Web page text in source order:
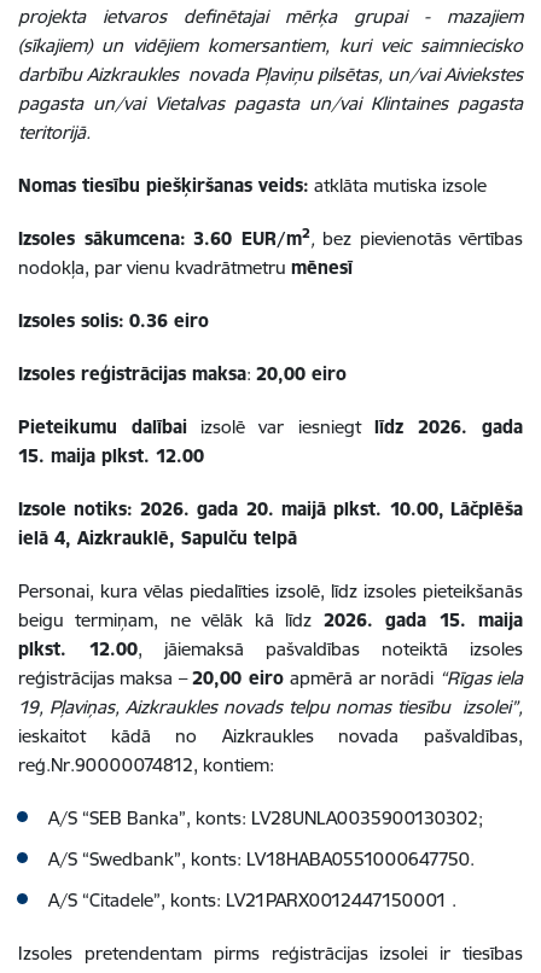
projekta ietvaros definētajai mērķa grupai - mazajiem
(sīkajiem) un vidējiem komersantiem, kuri veic saimniecisko
darbību Aizkraukles novada Pļaviņu pilsētas, un/vai Aiviekstes
pagasta un/vai Vietalvas pagasta un/vai Klintaines pagasta
teritorijā.
Nomas tiesību piešķiršanas veids: atklāta mutiska izsole
Izsoles sākumcena: 3.60 EUR/m2, bez pievienotās vērtības
nodokļa, par vienu kvadrātmetru mēnesī
Izsoles solis: 0.36 eiro
Izsoles reģistrācijas maksa: 20,00 eiro
Pieteikumu dalībai izsolē var iesniegt līdz 2026. gada
15. maija plkst. 12.00
Izsole notiks: 2026. gada 20. maijā plkst. 10.00, Lāčplēša
ielā 4, Aizkrauklē, Sapulču telpā
Personai, kura vēlas piedalīties izsolē, līdz izsoles pieteikšanās
beigu termiņam, ne vēlāk kā līdz 2026. gada 15. maija
plkst. 12.00, jāiemaksā pašvaldības noteiktā izsoles
reģistrācijas maksa –20,00 eiroapmērā ar norādi “Rīgas iela
19, Pļaviņas, Aizkraukles novads telpu nomas tiesību izsolei”,
ieskaitot kādā no Aizkraukles novada pašvaldības,
reģ.Nr.90000074812, kontiem:
A/S “SEB Banka”, konts: LV28UNLA0035900130302;
A/S “Swedbank”, konts: LV18HABA0551000647750.
A/S “Citadele”, konts: LV21PARX0012447150001 .
Izsoles pretendentam pirms reģistrācijas izsolei ir tiesības